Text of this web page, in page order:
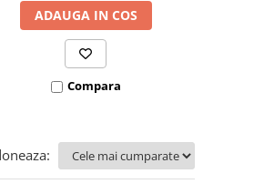
ADAUGA IN COS
Compara